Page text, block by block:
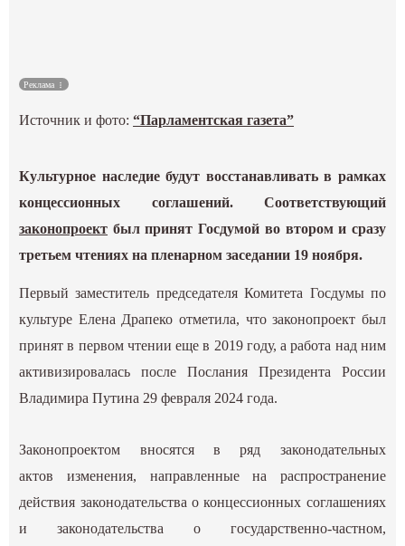
Спецпроекты
Реклама
Источник и фото:“Парламентская газета”
Культурное наследие будут восстанавливать в рамках
концессионных соглашений. Соответствующий
законопроект был принят Госдумой во втором и сразу
третьем чтениях на пленарном заседании 19 ноября.
Первый заместитель председателя Комитета Госдумы по
культуре Елена Драпеко отметила, что законопроект был
принят в первом чтении еще в 2019 году, а работа над ним
активизировалась после Послания Президента России
Владимира Путина 29 февраля 2024 года.
Законопроектом вносятся в ряд законодательных
актов изменения, направленные на распространение
действия законодательства о концессионных соглашениях
и законодательства о государственно-частном,